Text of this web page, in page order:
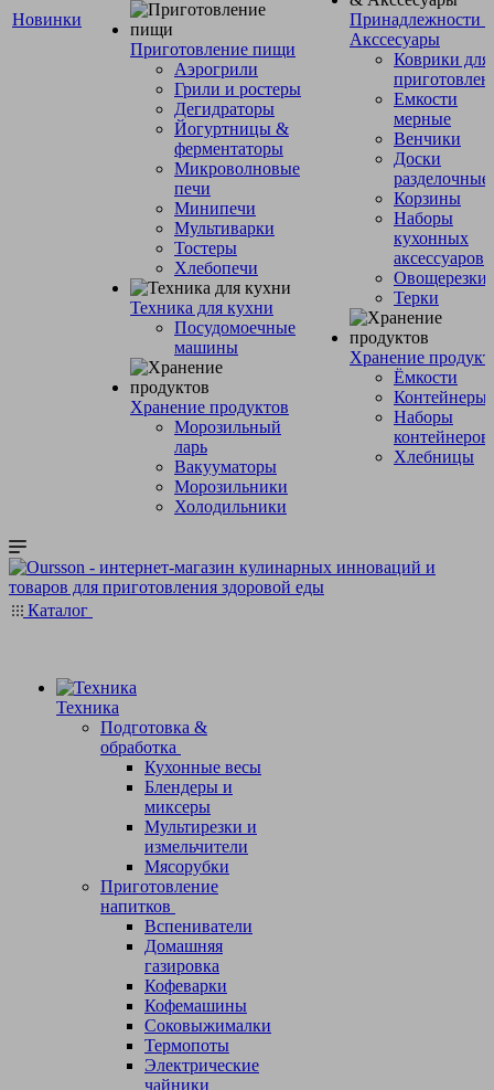
Новинки
Приготовление пищи
Аэрогрили
Грили и ростеры
Дегидраторы
Йогуртницы &
ферментаторы
Микроволновые
печи
Минипечи
Мультиварки
Тостеры
Хлебопечи
Техника для кухни
Посудомоечные
машины
Хранение продуктов
Морозильный
ларь
Вакууматоры
Морозильники
Холодильники
Принадлежности
Акссесуары
Коврики для
Емкости
мерные
Венчики
Доски
разделочные
Корзины
Наборы
кухонных
аксессуаров
Овощерезки
Терки
Хранение
Ёмкости
Контейнеры
Наборы
контейнеров
Хлебницы
Каталог
Техника
Подготовка &
обработка
Кухонные весы
Блендеры и
миксеры
Мультирезки и
измельчители
Мясорубки
Приготовление
напитков
Вспениватели
Домашняя
газировка
Кофеварки
Кофемашины
Соковыжималки
Термопоты
Электрические
чайники